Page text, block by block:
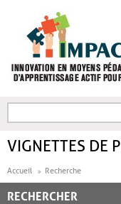
FORMULAIRE DE
VIGNETTES DE
Accueil Recherche
RECHERCHER